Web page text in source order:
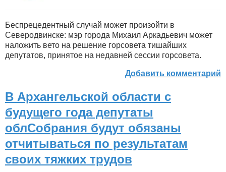
Беспрецедентный случай может произойти в
Северодвинске: мэр города Михаил Аркадьевич может
наложить вето на решение горсовета тишайших
депутатов, принятое на недавней сессии горсовета.
Добавить комментарий
В Архангельской области с
будущего года депутаты
облСобрания будут обязаны
отчитываться по результатам
своих тяжких трудов